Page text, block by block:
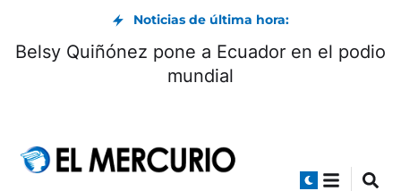
Noticias de última hora:
Belsy Quiñónez pone a Ecuador en el podio
mundial